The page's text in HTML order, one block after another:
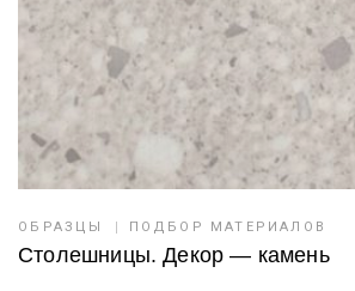
ОБРАЗЦЫ ПОДБОР МАТЕРИАЛОВ
Столешницы. Декор — камень